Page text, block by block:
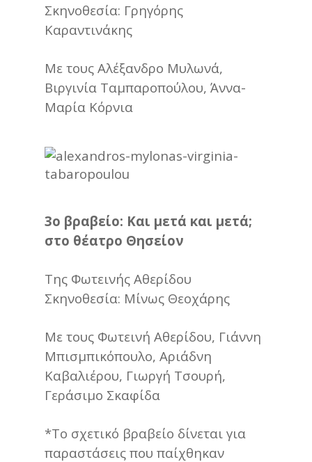
Σκηνοθεσία: Γρηγόρης
Καραντινάκης
Με τους Αλέξανδρο Μυλωνά,
Βιργινία Ταμπαροπούλου, Άννα-
Μαρία Κόρνια
3ο βραβείο: Και μετά και μετά;
στο θέατρο Θησείον
Της Φωτεινής Αθερίδου
Σκηνοθεσία: Μίνως Θεοχάρης
Με τους Φωτεινή Αθερίδου, Γιάννη
Μπισμπικόπουλο, Αριάδνη
Καβαλιέρου, Γιωργή Τσουρή,
Γεράσιμο Σκαφίδα
*Το σχετικό βραβείο δίνεται για
παραστάσεις που παίχθηκαν